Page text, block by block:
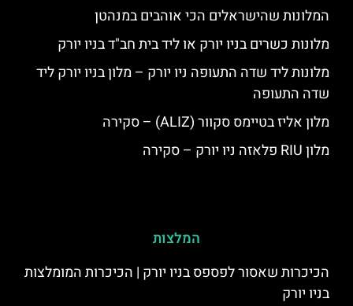
המלונות שהישראלים הכי אוהבים במנהטן
מלונות כשרים בניו יורק או ליד בית חב"ד בניו יורק
מלונות ליד שדה התעופה ניו יורק – מלון בניו יורק ליד
שדה התעופה
מלון אליז בטיימס סקוור (ALIZ) – סקירה
מלון RIU פלאזה ניו יורק – סקירה
המלצות
הכיכרות שאסור לפספס בניו יורק | הכיכרות המומלצות
בניו יורק